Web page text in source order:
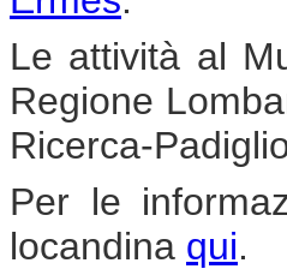
Le attività al
Regione
Ricerca-
Per le
locandina qui.